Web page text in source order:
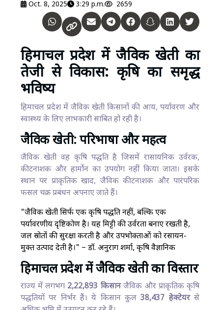
Oct. 8, 2025 3:29 p.m. 2659
हिमाचल प्रदेश में जैविक खेती का
तेजी से विकास: कृषि का समृद्ध
भविष्य
हिमाचल प्रदेश में जैविक खेती किसानों की आय, पर्यावरण और
स्वास्थ्य के लिए लाभकारी साबित हो रही है।
जैविक खेती: परिभाषा और महत्व
जैविक खेती वह कृषि पद्धति है जिसमें रासायनिक उर्वरक,
कीटनाशक और हार्मोन का उपयोग नहीं किया जाता। इसके
स्थान पर प्राकृतिक खाद, जैविक कीटनाशक और पारंपरिक
फसल चक्र प्रबंधन अपनाए जाते हैं।
"जैविक खेती सिर्फ एक कृषि पद्धति नहीं, बल्कि एक
पर्यावरणीय दृष्टिकोण है। यह मिट्टी की उर्वरता बनाए रखती है,
जल स्रोतों की सुरक्षा करती है और उपभोक्ताओं को रसायन-
मुक्त उत्पाद देती है।" – डॉ. अनुराग शर्मा, कृषि वैज्ञानिक
हिमाचल प्रदेश में जैविक खेती का विस्तार
राज्य में लगभग 2,22,893 किसानजैविक और प्राकृतिक कृषि
पद्धतियों पर निर्भर हैं। ये किसान कुल38,437 हेक्टेयरसे